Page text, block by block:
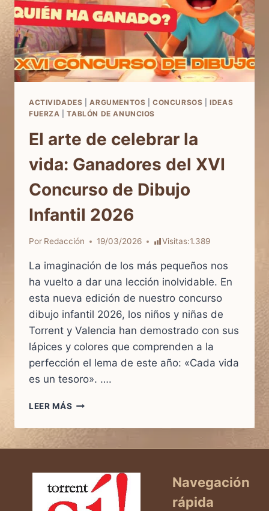
ACTIVIDADES |ARGUMENTOS |CONCURSOS |IDEAS
FUERZA
|TABLÓN DE ANUNCIOS
El arte de celebrar la
vida: Ganadores del XVI
Concurso de Dibujo
Infantil 2026
Por Redacción 19/03/2026 Visitas:1.389
La imaginación de los más pequeños nos
ha vuelto a dar una lección inolvidable. En
esta nueva edición de nuestro concurso
dibujo infantil 2026, los niños y niñas de
Torrent y Valencia han demostrado con sus
lápices y colores que comprenden a la
perfección el lema de este año: «Cada vida
es un tesoro». ….
LEER MÁS
DE
CELEBRAR
GANADORES
DEL
XVI
Navegación
rápida